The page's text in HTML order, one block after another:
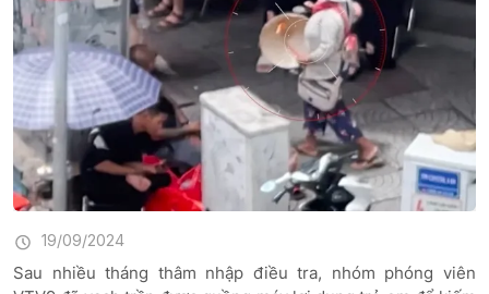
19/09/2024
Sau nhiều tháng thâm nhập điều tra, nhóm phóng viên